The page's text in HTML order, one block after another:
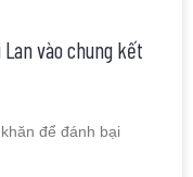
vào chung kết
để đánh bại